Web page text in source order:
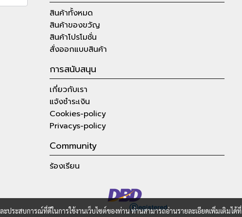
สินค้าทั้งหมด
สินค้าของขวัญ
สินค้าโปรโมชั่น
สั่งออกแบบสินค้า
การสนับสนุน
เกี่ยวกับเรา
แจ้งชำระเงิน
Cookies-policy
Privacys-policy
Community
ร้องเรียน
ประสบการณ์ที่ดีในการใช้งานเว็บไซต์ของท่าน ท่านสามารถอ่านรายละเอียดเพิ่มเติมได้ที่